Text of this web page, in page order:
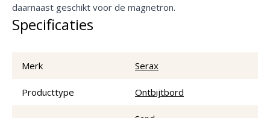
daarnaast geschikt voor de magnetron.
Specificaties
Merk Serax
Producttype Ontbijtbord